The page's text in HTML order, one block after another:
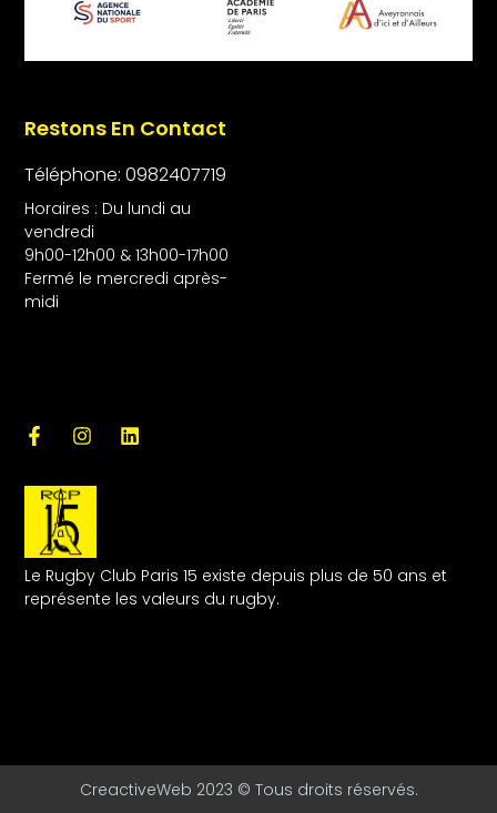
Le Rugby Club Paris 15 existe depuis plus de 50 ans et
représente les valeurs du rugby.
Restons En Contact
Téléphone: 0982407719
Horaires : Du lundi au
vendredi
9h00-12h00 & 13h00-17h00
Fermé le mercredi après-
midi
CreactiveWeb 2023 © Tous droits réservés.